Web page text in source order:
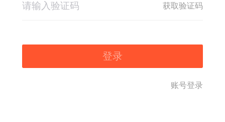
获取验证码
登录
账号登录